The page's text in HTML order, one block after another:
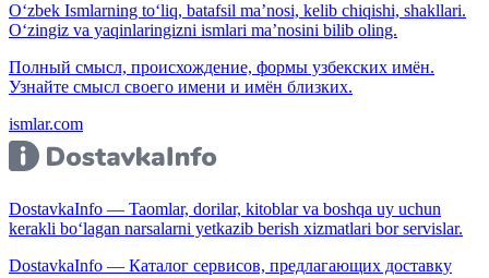
O‘zbek Ismlarning to‘liq, batafsil ma’nosi, kelib chiqishi, shakllari.
O‘zingiz va yaqinlaringizni ismlari ma’nosini bilib oling.
Полный смысл, происхождение, формы узбекских имён.
Узнайте смысл своего имени и имён близких.
ismlar.com
DostavkaInfo — Taomlar, dorilar, kitoblar va boshqa uy uchun
kerakli bo‘lagan narsalarni yetkazib berish xizmatlari bor servislar.
DostavkaInfo — Каталог сервисов, предлагающих доставку